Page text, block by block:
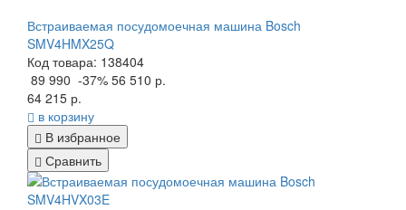
Встраиваемая посудомоечная машина Bosch
SMV4HMX25Q
Код товара: 138404
89 990 -37% 56 510 р.
64 215 р.
в корзину
В избранное
Сравнить